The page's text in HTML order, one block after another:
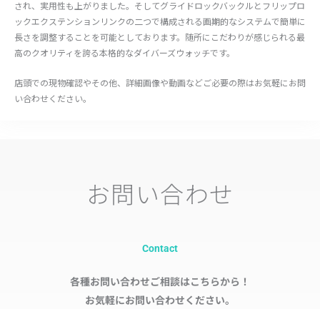
され、実用性も上がりました。そしてグライドロックバックルとフリップロ
ックエクステンションリンクの二つで構成される画期的なシステムで簡単に
長さを調整することを可能としております。随所にこだわりが感じられる最
高のクオリティを誇る本格的なダイバーズウォッチです。
店頭での現物確認やその他、詳細画像や動画などご必要の際はお気軽にお問
い合わせください。
お問い合わせ
Contact
各種お問い合わせご相談はこちらから！
お気軽にお問い合わせください。